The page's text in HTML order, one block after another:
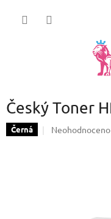
Český Toner
Černá
Průměrné
Neohodnoceno